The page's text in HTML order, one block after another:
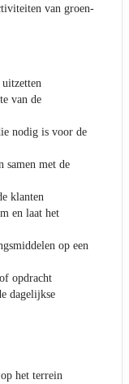
van groen-
van de
nodig is voor de
samen met de
klanten
en laat het
op een
opdracht
dagelijkse
het terrein